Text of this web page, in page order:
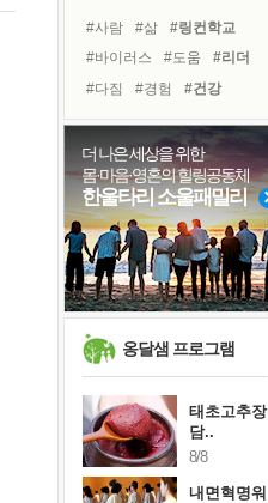
졸업식 사진을 보며
아픈 아버지를 위한 공간 설계
극심한 변비, 어깨결림, 수면 장애
보고 싶은 어머니
유년 시절의 부산 영도 바다
못된 꼰대들
거울 속의 나
희망이란
'모른다'는 것
#사람 #삶
#링컨학교
#바이러스
#도움
#리더
#다짐
#경험
#건강
#계획
#친구
#선택
#명상
#위기
#극복
#아이들
#힐링
#독서캠프
#희망
#면역력
#유튜브
더 나은 세상을 위한
몸·마음·영혼의 힐링공동체
한울타리 소울패밀리
옹달샘 프로그램
태초고추장
담..
8/8
내면혁명워